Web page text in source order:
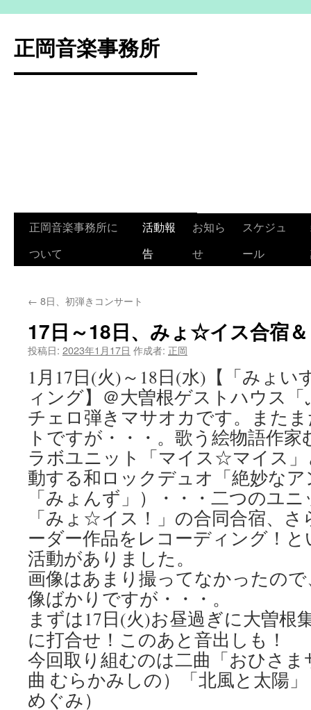
テ
ン
正岡音楽事務所
正岡音楽事務所に
ついて
活動報
告
お知ら
せ
スケジュ
ール
← 8日、初弾きコンサート
17日～18日、みょ☆イス合宿
投稿日: 2023年1月17日 作成者: 正岡
1月17日(火)～18日(水)【「みょい
ィング】＠大曽根ゲストハウス
チェロ弾きマサオカです。また
トですが・・・。歌う絵物語作
ラボユニット「マイス☆マイス」
動する和ロックデュオ「絶妙な
「みょんず」）・・・二つのユ
「みょ☆イス！」の合同合宿、
ーダー作品をレコーディング！
活動がありました。
画像はあまり撮ってなかったの
像ばかりですが・・・。
まずは17日(火)お昼過ぎに大曽根
に打合せ！このあと音出しも！
今回取り組むのは二曲「おひさ
曲 むらかみしの）「北風と太陽
めぐみ）